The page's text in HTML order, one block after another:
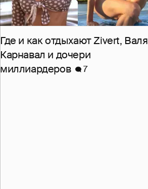
Где и как отдыхают Zivert, Валя
Карнавал и дочери
миллиардеров
7